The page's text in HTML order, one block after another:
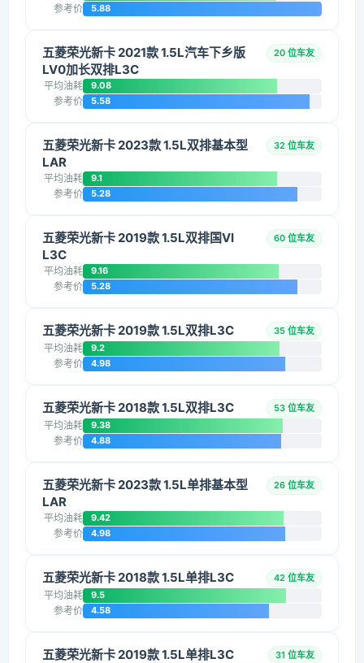
参考价 5.88
五菱荣光新卡 2021款 1.5L汽车下乡版
LV0加长双排L3C
20 位车友
平均油耗 9.08
参考价 5.58
五菱荣光新卡 2023款 1.5L双排基本型
LAR
32 位车友
平均油耗 9.1
参考价 5.28
五菱荣光新卡 2019款 1.5L双排国VI
L3C
60 位车友
平均油耗 9.16
参考价 5.28
五菱荣光新卡 2019款 1.5L双排L3C 35 位车友
平均油耗 9.2
参考价 4.98
五菱荣光新卡 2018款 1.5L双排L3C 53 位车友
平均油耗 9.38
参考价 4.88
五菱荣光新卡 2023款 1.5L单排基本型
LAR
26 位车友
平均油耗 9.42
参考价 4.98
五菱荣光新卡 2018款 1.5L单排L3C 42 位车友
平均油耗 9.5
参考价 4.58
五菱荣光新卡 2019款 1.5L单排L3C 31 位车友